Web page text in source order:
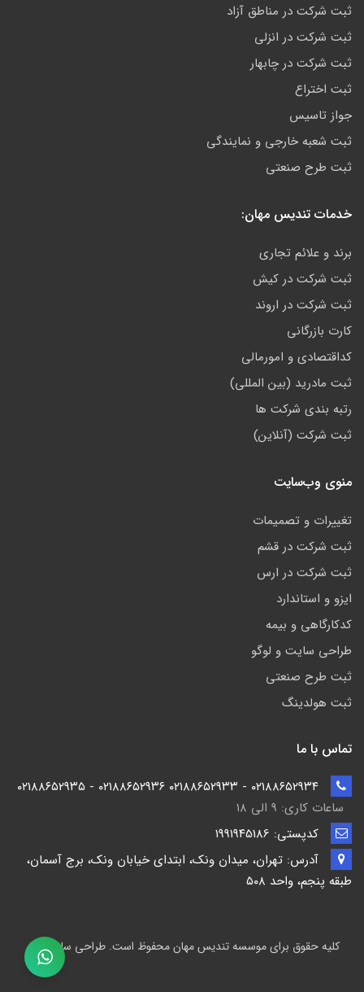
ثبت شرکت در مناطق آزاد
ثبت شرکت در انزلی
ثبت شرکت در چابهار
ثبت اختراع
جواز تاسیس
ثبت شعبه خارجی و نمایندگی
ثبت طرح صنعتی
خدمات تندیس مهان:
برند و علائم تجاری
ثبت شرکت در کیش
ثبت شرکت در اروند
کارت بازرگانی
کداقتصادی و امورمالی
ثبت مادرید (بین المللی)
رتبه بندی شرکت ها
ثبت شرکت (آنلاین)
منوی وب‌سایت
تغییرات و تصمیمات
ثبت شرکت در قشم
ثبت شرکت در ارس
ایزو و استاندارد
کدکارگاهی و بیمه
طراحی سایت و لوگو
ثبت طرح صنعتی
ثبت هولدینگ
تماس با ما
ساعات کاری: ۹ الی ۱۸
کدپستی: ۱۹۹۱۹۴5186
آدرس: تهران، میدان ونک، ابتدای خیابان ونک، برج آسمان،
طبقه پنجم، واحد ۵۰۸
کلیه حقوق برای موسسه تندیس مهان محفوظ است. طراحی سایت